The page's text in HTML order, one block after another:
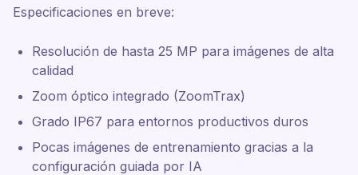
Especificaciones en breve:
Resolución de hasta 25 MP para imágenes de alta
calidad
Zoom óptico integrado (ZoomTrax)
Grado IP67 para entornos productivos duros
Pocas imágenes de entrenamiento gracias a la
configuración guiada por IA